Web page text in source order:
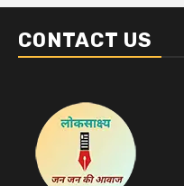
CONTACT US